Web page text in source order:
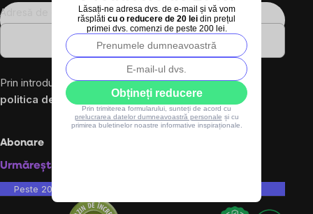
Adresă de e-mail
Prin introducerea e-mailului dvs. sunteți de acord cu
politica de confidențialitate
Abonare
Urmărește-ne pe rețelele sociale:
Peste 200.000 de recenzii verificate
Lăsați-ne adresa dvs. de e-mail și vă vom
răsplăti cu o reducere de 20 lei din prețul
primei dvs. comenzi de peste 200 lei.
Obțineți reducere
Prin trimiterea formularului, sunteți de acord cu
prelucrarea datelor dumneavoastră personale și cu
primirea buletinelor noastre informative inspiraționale.